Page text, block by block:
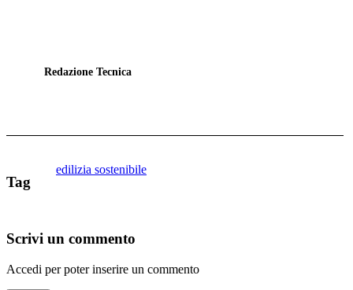
Redazione Tecnica
Tag
edilizia sostenibile
Scrivi un commento
Accedi per poter inserire un commento